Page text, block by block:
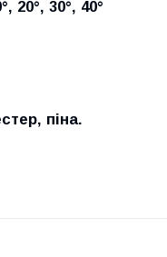
20°, 30°, 40°
піна.